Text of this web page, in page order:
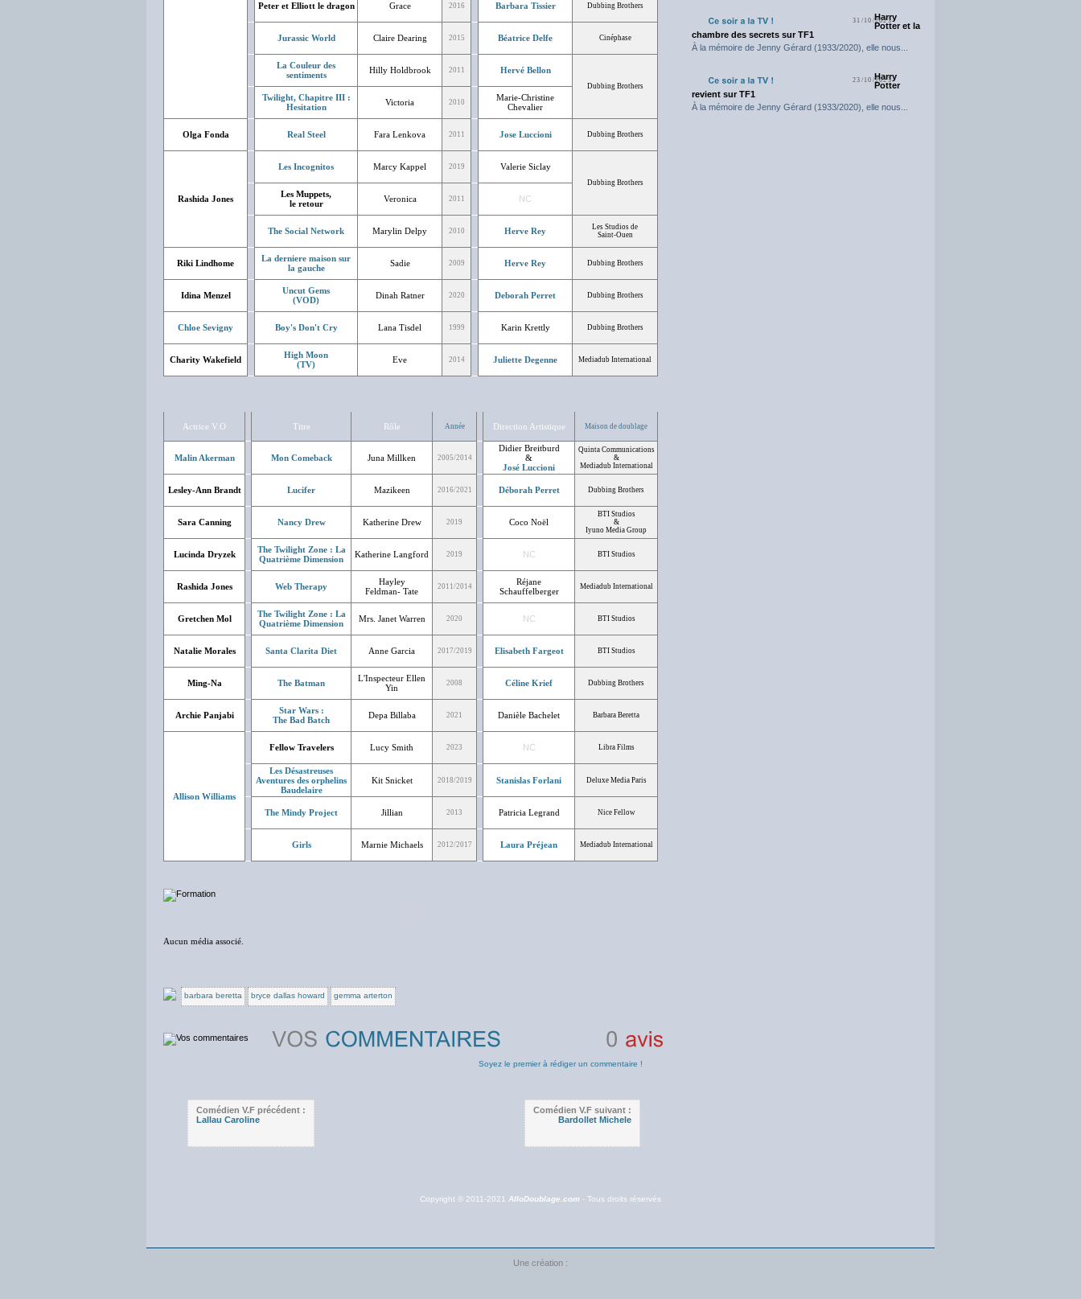
Peter et Elliott le dragon Grace 2016 Barbara Tissier Dubbing Brothers
Jurassic World Claire Dearing 2015 Béatrice Delfe Cinéphase
La Couleur des
sentiments
Hilly Holdbrook 2011 Hervé Bellon
Dubbing Brothers
Twilight, Chapitre III :
Hesitation
Victoria 2010
Marie-Christine
Chevalier
Olga Fonda Real Steel Fara Lenkova 2011 Jose Luccioni Dubbing Brothers
Rashida Jones
Les Incognitos Marcy Kappel 2019 Valerie Siclay
Dubbing Brothers
Les Muppets,
le retour
Veronica 2011 NC
The Social Network Marylin Delpy 2010 Herve Rey
Les Studios de
Saint-Ouen
Riki Lindhome
La derniere maison sur
la gauche
Sadie 2009 Herve Rey Dubbing Brothers
Idina Menzel
Uncut Gems
(VOD)
Dinah Ratner 2020 Deborah Perret Dubbing Brothers
Chloe Sevigny Boy's Don't Cry Lana Tisdel 1999 Karin Krettly Dubbing Brothers
Charity Wakefield
High Moon
(TV)
Eve 2014 Juliette Degenne Mediadub International
Actrice V.O Titre Rôle Année Direction Artistique Maison de doublage
Malin Akerman Mon Comeback Juna Millken 2005/2014
Didier Breitburd
&
José Luccioni
Quinta Communications
&
Mediadub International
Lesley-Ann Brandt Lucifer Mazikeen 2016/2021 Déborah Perret Dubbing Brothers
Sara Canning Nancy Drew Katherine Drew 2019 Coco Noël
BTI Studios
&
Iyuno Media Group
Lucinda Dryzek
The Twilight Zone : La
Quatrième Dimension
Katherine Langford 2019 NC BTI Studios
Rashida Jones Web Therapy
Hayley
Feldman- Tate
2011/2014
Réjane
Schauffelberger
Mediadub International
Gretchen Mol
The Twilight Zone : La
Quatrième Dimension
Mrs. Janet Warren 2020 NC BTI Studios
Natalie Morales Santa Clarita Diet Anne Garcia 2017/2019 Elisabeth Fargeot BTI Studios
Ming-Na The Batman
L'Inspecteur Ellen
Yin
2008 Céline Krief Dubbing Brothers
Archie Panjabi
Star Wars :
The Bad Batch
Depa Billaba 2021 Danièle Bachelet Barbara Beretta
Allison Williams
Fellow Travelers Lucy Smith 2023 NC Libra Films
Les Désastreuses
Aventures des orphelins
Baudelaire
Kit Snicket 2018/2019 Stanislas Forlani Deluxe Media Paris
The Mindy Project Jillian 2013 Patricia Legrand Nice Fellow
Girls Marnie Michaels 2012/2017 Laura Préjean Mediadub International
Aucun média associé.
barbara beretta bryce dallas howard gemma arterton
Soyez le premier à rédiger un commentaire !
Comédien V.F précédent :
Lallau Caroline
Comédien V.F suivant :
Bardollet Michele
31/10/2023
Harry
Potter et la
chambre des secrets sur TF1
À la mémoire de Jenny Gérard (1933/2020), elle nous...
23/10/2023
Harry
Potter
revient sur TF1
À la mémoire de Jenny Gérard (1933/2020), elle nous...
Copyright © 2011-2021 AlloDoublage.com - Tous droits réservés
Une création :